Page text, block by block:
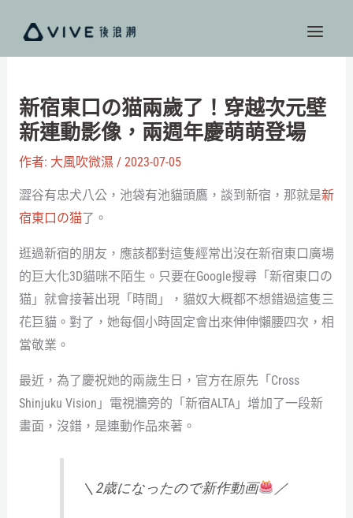
主
新宿東口の猫兩歲了！穿越次元壁
新連動影像，兩週年慶萌萌登場
作者: 大風吹微濕 / 2023-07-05
澀谷有忠犬八公，池袋有池貓頭鷹，談到新宿，那就是新
宿東口の猫了。
逛過新宿的朋友，應該都對這隻經常出沒在新宿東口廣場
的巨大化3D貓咪不陌生。只要在Google搜尋「新宿東口の
猫」就會接著出現「時間」，貓奴大概都不想錯過這隻三
花巨貓。對了，她每個小時固定會出來伸伸懶腰四次，相
當敬業。
最近，為了慶祝她的兩歲生日，官方在原先「Cross
Shinjuku Vision」電視牆旁的「新宿ALTA」增加了一段新
畫面，沒錯，是連動作品來著。
＼2歳になったので新作動画 ／